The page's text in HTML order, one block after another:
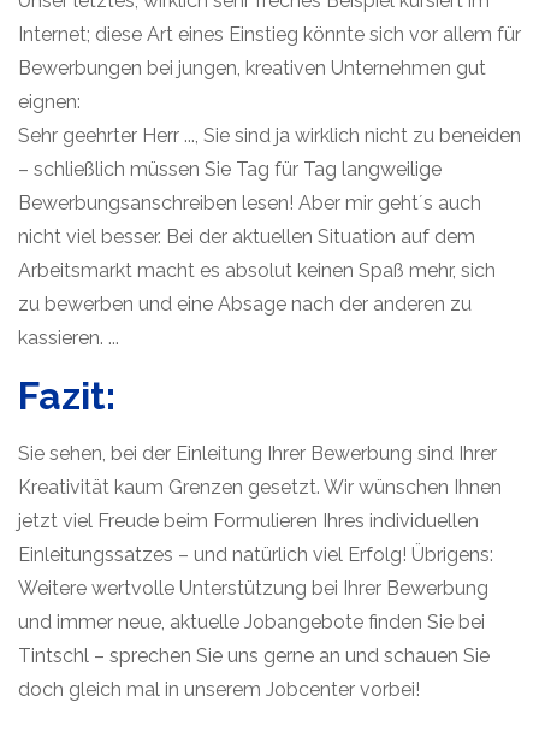
Internet; diese Art eines Einstieg könnte sich vor allem für
Bewerbungen bei jungen, kreativen Unternehmen gut
eignen:
Sehr geehrter Herr ..., Sie sind ja wirklich nicht zu beneiden
– schließlich müssen Sie Tag für Tag langweilige
Bewerbungsanschreiben lesen! Aber mir geht´s auch
nicht viel besser. Bei der aktuellen Situation auf dem
Arbeitsmarkt macht es absolut keinen Spaß mehr, sich
zu bewerben und eine Absage nach der anderen zu
kassieren. ...
Fazit:
Sie sehen, bei der Einleitung Ihrer Bewerbung sind Ihrer
Kreativität kaum Grenzen gesetzt. Wir wünschen Ihnen
jetzt viel Freude beim Formulieren Ihres individuellen
Einleitungssatzes – und natürlich viel Erfolg! Übrigens:
Weitere wertvolle Unterstützung bei Ihrer Bewerbung
und immer neue, aktuelle Jobangebote finden Sie bei
Tintschl – sprechen Sie uns gerne an und schauen Sie
doch gleich mal in unserem Jobcenter vorbei!